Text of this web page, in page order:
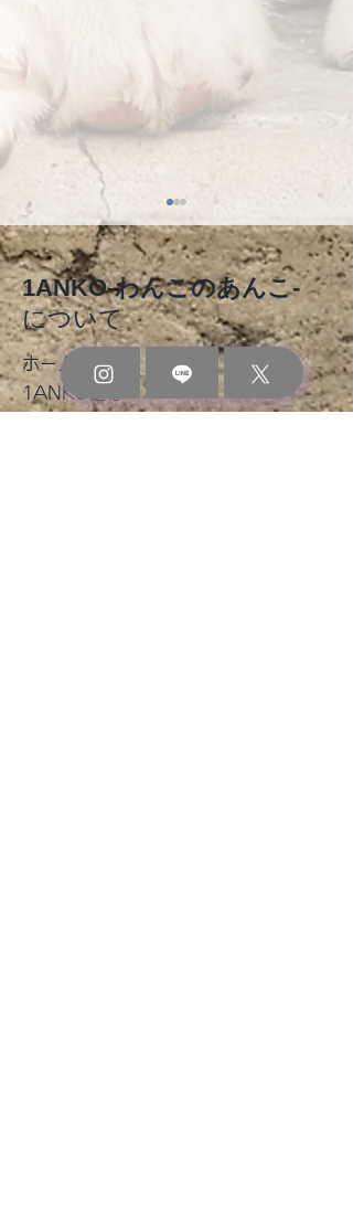
2026年8月 イベント出
1ANKO-わんこのあんこ-
について
​ホーム
1ANKOとは